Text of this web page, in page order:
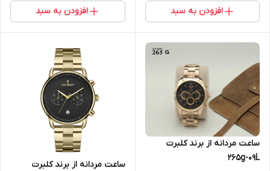
افزودن به سبد افزودن به سبد
ساعت مردانه از برند کلبرت
265g-09L
ساعت مردانه از برند کلبرت